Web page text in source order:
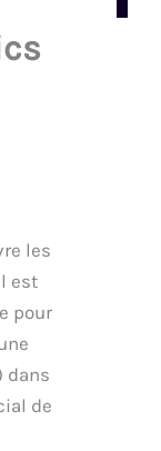
les
est
pour
dans
de